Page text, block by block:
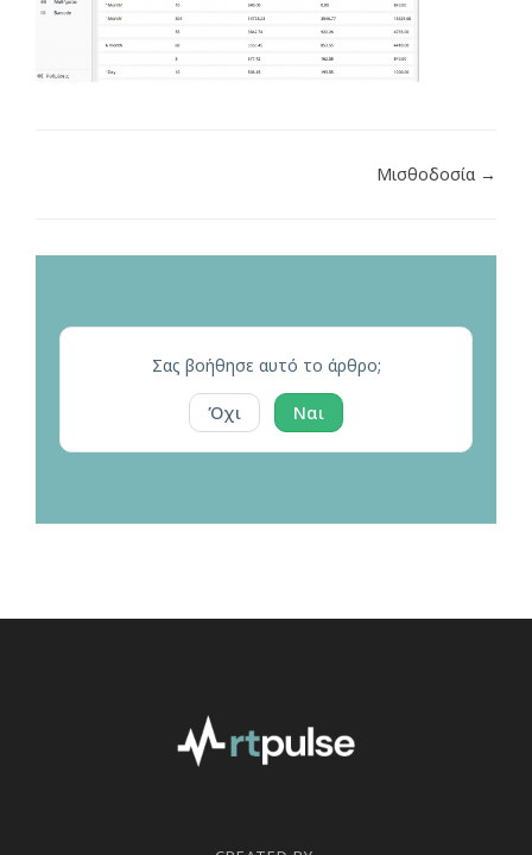
Μισθοδοσία →
Σας βοήθησε αυτό το άρθρο;
Όχι Ναι